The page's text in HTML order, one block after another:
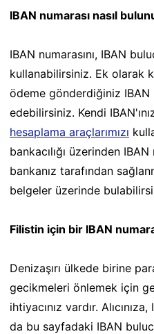
IBAN numarası nasıl
IBAN numarasını, IBAN
kullanabilirsiniz. Ek olarak
ödeme gönderdiğiniz IBAN
edebilirsiniz. Kendi
hesaplama araçlarımızı
bankacılığı üzerinden
bankanız tarafından
belgeler üzerinde
Filistin için bir IBAN
Denizaşırı ülkede birine
gecikmeleri önlemek için
ihtiyacınız vardır.
da bu sayfadaki IBAN